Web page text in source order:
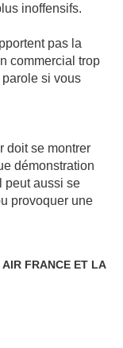
inoffensifs.
pas la
commercial trop
si vous
doit se montrer
démonstration
peut aussi se
provoquer une
FRANCE ET LA